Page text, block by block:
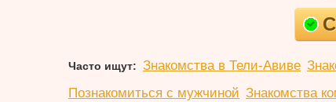
Часто ищут: Знакомства в Тели-Авиве
Познакомиться с мужчиной Знакомства